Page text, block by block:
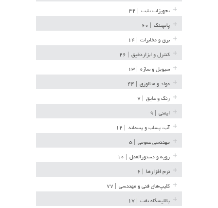
تجهیزات ثابت
پایپینگ
برق و مخابرات
کنترل و ابزاردقیق
سیویل و سازه
مواد و متالوژی
رنگ و عایق
ایمنی
آب، پساب و پسماند
مهندسی عمومی
رویه و دستورالعمل
نرم افزارها
کلیپ‌های فنی و مهندسی
پالایشگاه نفت